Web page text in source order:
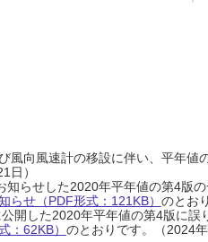
風向風速計の移設に伴い、平年値
日）
知らせした2020年平年値の第4版
らせ（PDF形式：121KB） のとお
開した2020年平年値の第4版に
：62KB） のとおりです。（2024年